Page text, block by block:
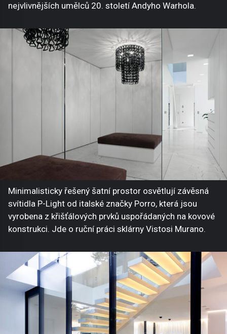
nejvlivnějších umělců 20. století Andyho Warhola.
Minimalisticky řešený šatní prostor osvětlují závěsná
svítidla P-Light od italské značky Porro, která jsou
vyrobena z křišťálových prvků uspořádaných na kovové
konstrukci. Jde o ruční práci sklárny Vistosi Murano.